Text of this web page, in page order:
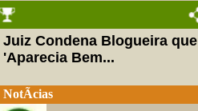
Juiz Condena Blogueira que
'Aparecia Bem...
NotÃ­cias